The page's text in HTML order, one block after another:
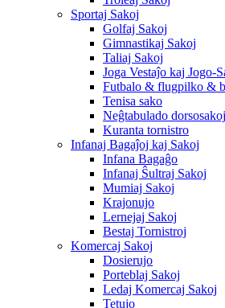
Sportaj Sakoj
Golfaj Sakoj
Gimnastikaj Sakoj
Taliaj Sakoj
Joga Vestaĵo kaj Jogo-
Futbalo & flugpilko &
Tenisa sako
Neĝtabulado dorsosakoj
Kuranta tornistro
Infanaj Bagaĵoj kaj Sakoj
Infana Bagaĝo
Infanaj Ŝultraj Sakoj
Mumiaj Sakoj
Krajonujo
Lernejaj Sakoj
Bestaj Tornistroj
Komercaj Sakoj
Dosierujo
Porteblaj Sakoj
Ledaj Komercaj Sakoj
Tetujo